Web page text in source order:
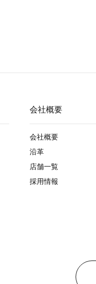
会社概要
会社概要
沿革
店舗一覧
採用情報